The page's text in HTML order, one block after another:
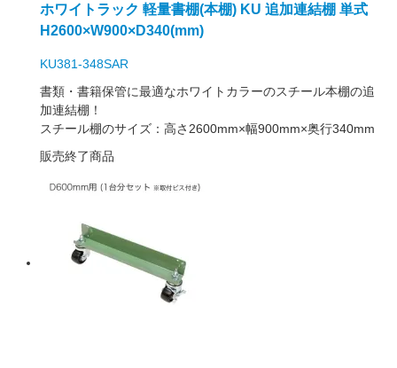
ホワイトラック 軽量書棚(本棚) KU 追加連結棚 単式
H2600×W900×D340(mm)
KU381-348SAR
書類・書籍保管に最適なホワイトカラーのスチール本棚の追
加連結棚！
スチール棚のサイズ：高さ2600mm×幅900mm×奥行340mm
販売終了商品